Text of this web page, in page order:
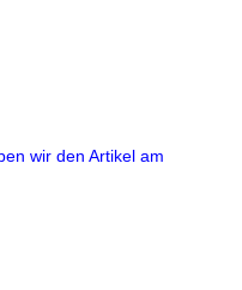
wir den Artikel am